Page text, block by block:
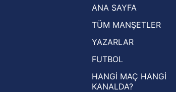
Ziraat Türkiye Kupası
UEFA Şampiyonlar
UEFA Avrupa Ligi
UEFA Konferans Ligi
ANA SAYFA
TÜM MANŞETLER
YAZARLAR
FUTBOL
HANGİ MAÇ HANGİ
KANALDA?